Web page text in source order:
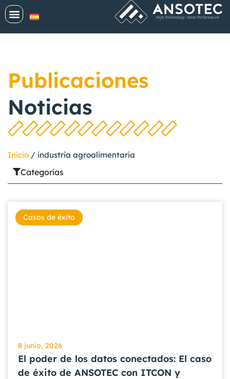
Publicaciones
Noticias
Inicio / industria agroalimentaria
Categorías
Casos de éxito
8 junio, 2026
El poder de los datos conectados: El caso
de éxito de ANSOTEC con ITCON y